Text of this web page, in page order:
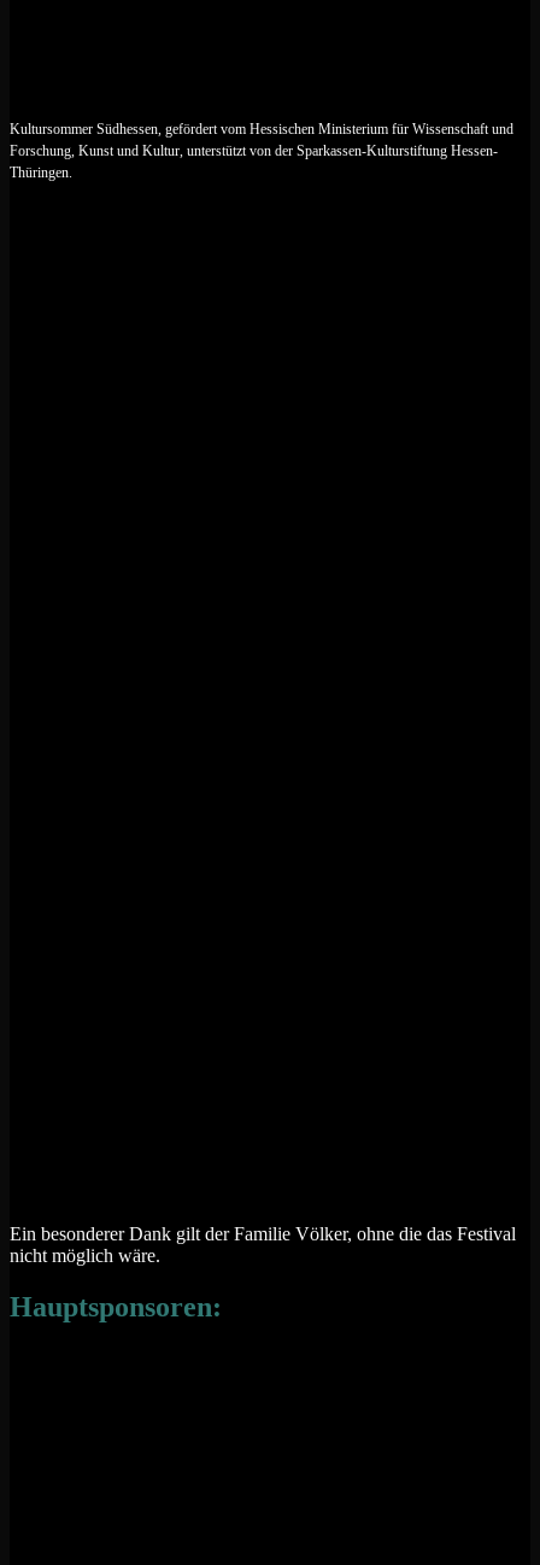
Kultursommer Südhessen, gefördert vom Hessischen Ministerium für Wissenschaft und
Forschung, Kunst und Kultur, unterstützt von der Sparkassen-Kulturstiftung Hessen-
Thüringen.
Ein besonderer Dank gilt der Familie Völker, ohne die das Festival
nicht möglich wäre.
Hauptsponsoren: